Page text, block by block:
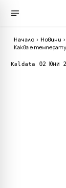
Начало › Новини ›
Kaldata 02 Юни